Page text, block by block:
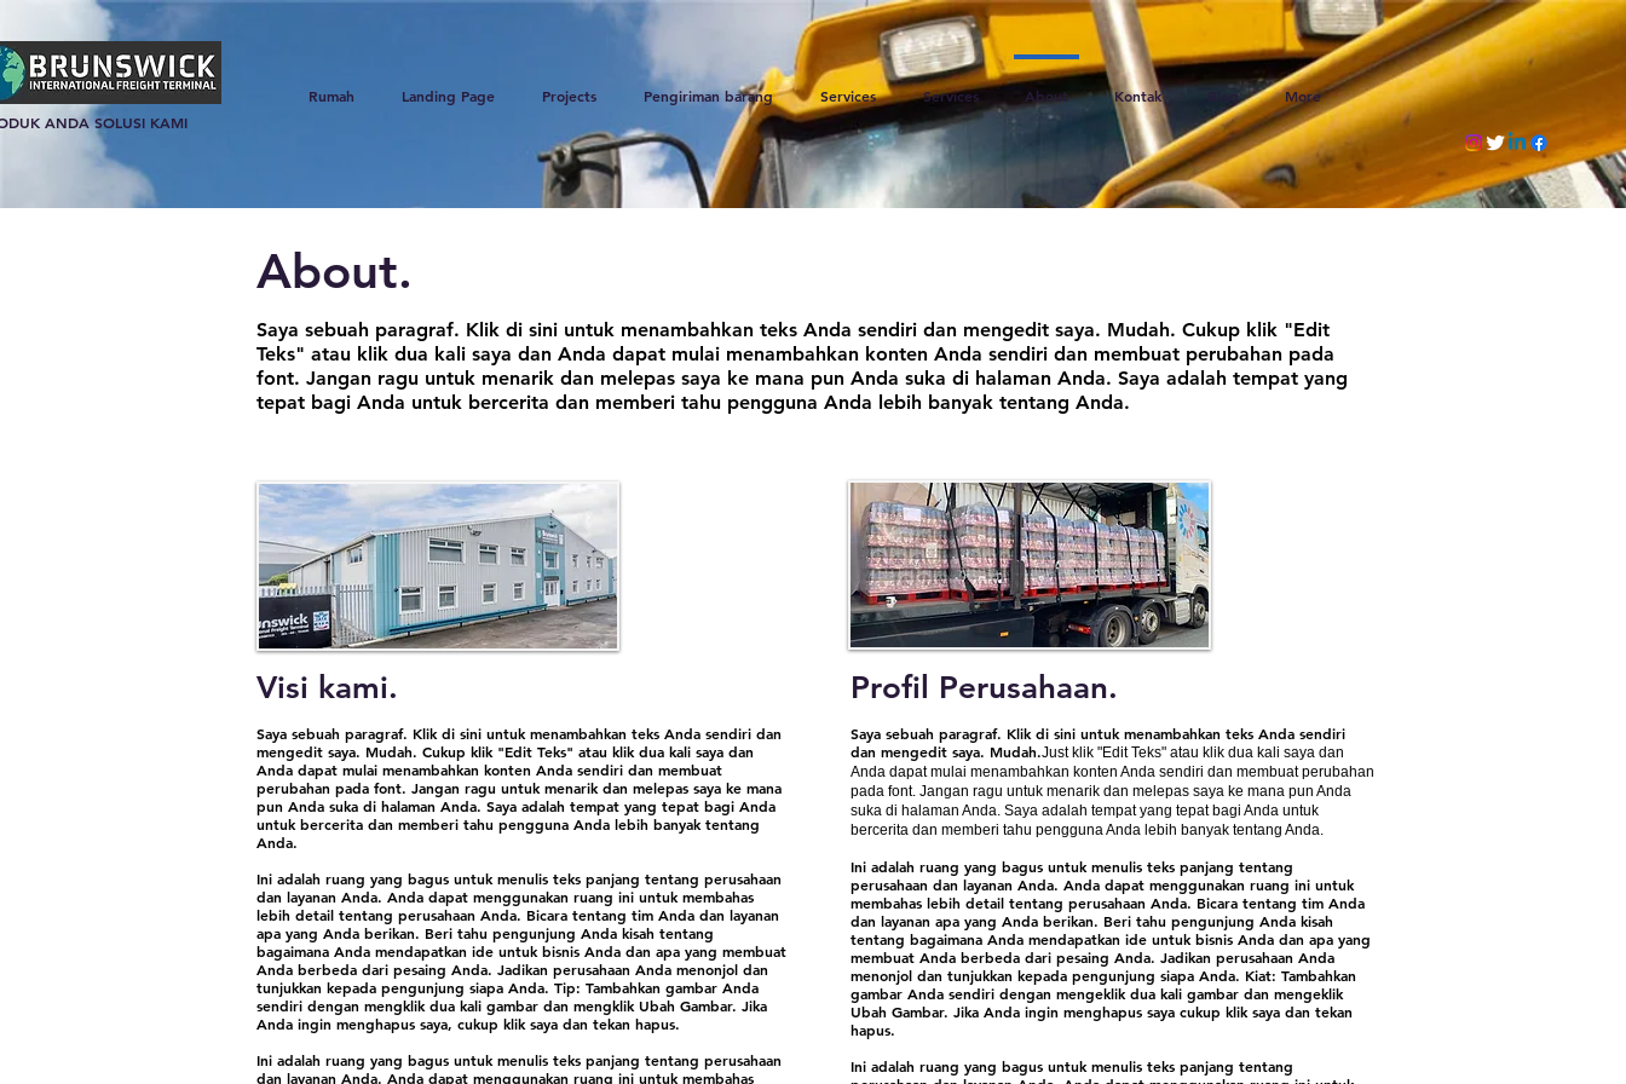
ANDA SOLUSI KAMI
Rumah Landing Page Projects Pengiriman barang Services Services About Kontak More
About.
Saya sebuah paragraf. Klik di sini untuk menambahkan teks Anda sendiri dan mengedit saya. Mudah. Cukup klik "Edit
Teks" atau klik dua kali saya dan Anda dapat mulai menambahkan konten Anda sendiri dan membuat perubahan pada
font. Jangan ragu untuk menarik dan melepas saya ke mana pun Anda suka di halaman Anda. Saya adalah tempat yang
tepat bagi Anda untuk bercerita dan memberi tahu pengguna Anda lebih banyak tentang Anda.
Visi kami.
Saya sebuah paragraf. Klik di sini untuk menambahkan teks Anda sendiri dan
mengedit saya. Mudah. Cukup klik "Edit Teks" atau klik dua kali saya dan
Anda dapat mulai menambahkan konten Anda sendiri dan membuat
perubahan pada font. Jangan ragu untuk menarik dan melepas saya ke mana
pun Anda suka di halaman Anda. Saya adalah tempat yang tepat bagi Anda
untuk bercerita dan memberi tahu pengguna Anda lebih banyak tentang
Anda.
Ini adalah ruang yang bagus untuk menulis teks panjang tentang perusahaan
dan layanan Anda. Anda dapat menggunakan ruang ini untuk membahas
lebih detail tentang perusahaan Anda. Bicara tentang tim Anda dan layanan
apa yang Anda berikan. Beri tahu pengunjung Anda kisah tentang
bagaimana Anda mendapatkan ide untuk bisnis Anda dan apa yang membuat
Anda berbeda dari pesaing Anda. Jadikan perusahaan Anda menonjol dan
tunjukkan kepada pengunjung siapa Anda. Tip: Tambahkan gambar Anda
sendiri dengan mengklik dua kali gambar dan mengklik Ubah Gambar. Jika
Anda ingin menghapus saya, cukup klik saya dan tekan hapus.​
Ini adalah ruang yang bagus untuk menulis teks panjang tentang perusahaan
dan layanan Anda. Anda dapat menggunakan ruang ini untuk membahas
Profil Perusahaan.
Saya sebuah paragraf. Klik di sini untuk menambahkan teks Anda sendiri
dan mengedit saya. Mudah.Just klik "Edit Teks" atau klik dua kali saya dan
Anda dapat mulai menambahkan konten Anda sendiri dan membuat perubahan
pada font. Jangan ragu untuk menarik dan melepas saya ke mana pun Anda
suka di halaman Anda. Saya adalah tempat yang tepat bagi Anda untuk
bercerita dan memberi tahu pengguna Anda lebih banyak tentang Anda.
Ini adalah ruang yang bagus untuk menulis teks panjang tentang
perusahaan dan layanan Anda. Anda dapat menggunakan ruang ini untuk
membahas lebih detail tentang perusahaan Anda. Bicara tentang tim Anda
dan layanan apa yang Anda berikan. Beri tahu pengunjung Anda kisah
tentang bagaimana Anda mendapatkan ide untuk bisnis Anda dan apa yang
membuat Anda berbeda dari pesaing Anda. Jadikan perusahaan Anda
menonjol dan tunjukkan kepada pengunjung siapa Anda. Kiat: Tambahkan
gambar Anda sendiri dengan mengeklik dua kali gambar dan mengeklik
Ubah Gambar. Jika Anda ingin menghapus saya cukup klik saya dan tekan
hapus.​
Ini adalah ruang yang bagus untuk menulis teks panjang tentang